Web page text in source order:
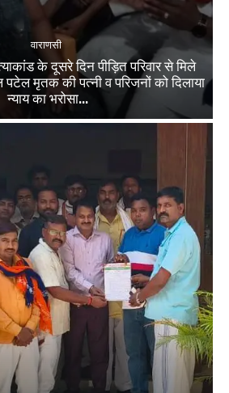
वाराणसी
के दूसरे दिन पीड़ित परिवार से मिले
पटेल मृतक की पत्नी व परिजनों को दिलाया
न्याय का भरोसा...